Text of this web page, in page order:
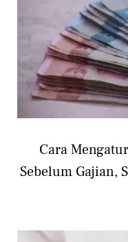
Cara
Sebelum Gajian,